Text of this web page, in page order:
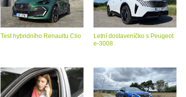
Test hybridního Renaultu Clio
Letní dostaveníčko s Peugeot
e-3008